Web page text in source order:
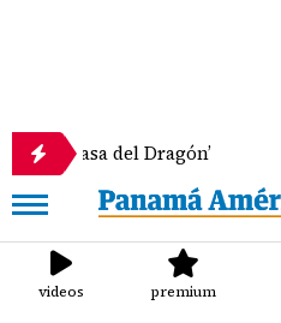
Casa del Dragón’
videos premium